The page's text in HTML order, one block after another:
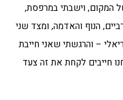
המקום, וישבתי במרפסת,
הנוף והאדמה, ומצד שני
– והרגשתי שאני חייבת
חייבים לקחת את זה צעד